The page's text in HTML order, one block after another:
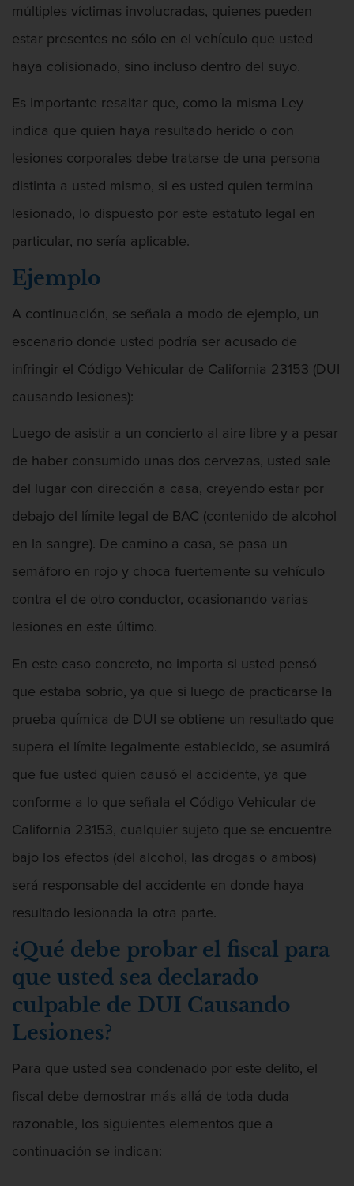
Libertad Condicional para Menores
Petición Aceptada
Proyecto de Ley del Senado SB 439
Sello de Registros Juveniles
Tribunal de Delincuencia Juvenil
Tutela de los Tribunales
Delitos Contra La Propiedad
de servicios públicos
Incendio Provocado
Ajena
Invasión de Propiedad Ajena
Vandalismo
Delitos De Armas
Armas Prohibidas en California
Aumento de Sentencia por Armas de
Fuego
Descarga Negligente de un Arma de
Fuego
Portar un Arma de Fuego Cargada
Portar un Arma de Fuego Oculta
Delitos de Conducción
Chocar y huir
Evadir a un oficial de policía
Homicidio vehicular
Robo de auto
Delitos de Cuello Blanco
Apropiación Indebida De Fondos
Públicos
Falsificación
Malversación de fondos
múltiples víctimas involucradas, quienes pueden
estar presentes no sólo en el vehículo que usted
haya colisionado, sino incluso dentro del suyo.
Es importante resaltar que, como la misma Ley
indica que quien haya resultado herido o con
lesiones corporales debe tratarse de una persona
distinta a usted mismo, si es usted quien termina
lesionado, lo dispuesto por este estatuto legal en
particular, no sería aplicable.
Ejemplo
A continuación, se señala a modo de ejemplo, un
escenario donde usted podría ser acusado de
infringir el Código Vehicular de California 23153 (DUI
causando lesiones):
Luego de asistir a un concierto al aire libre y a pesar
de haber consumido unas dos cervezas, usted sale
del lugar con dirección a casa, creyendo estar por
debajo del límite legal de BAC (contenido de alcohol
en la sangre). De camino a casa, se pasa un
semáforo en rojo y choca fuertemente su vehículo
contra el de otro conductor, ocasionando varias
lesiones en este último.
En este caso concreto, no importa si usted pensó
que estaba sobrio, ya que si luego de practicarse la
prueba química de DUI se obtiene un resultado que
supera el límite legalmente establecido, se asumirá
que fue usted quien causó el accidente, ya que
conforme a lo que señala el Código Vehicular de
California 23153, cualquier sujeto que se encuentre
bajo los efectos (del alcohol, las drogas o ambos)
será responsable del accidente en donde haya
resultado lesionada la otra parte.
¿Qué debe probar el fiscal para
que usted sea declarado
culpable de DUI Causando
Lesiones?
Para que usted sea condenado por este delito, el
fiscal debe demostrar más allá de toda duda
razonable, los siguientes elementos que a
continuación se indican: